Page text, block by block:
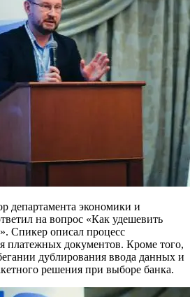
департамента экономики и
на вопрос «Как удешевить
Спикер описал процесс
платежных документов. Кроме того,
дублирования ввода данных и
решения при выборе банка.